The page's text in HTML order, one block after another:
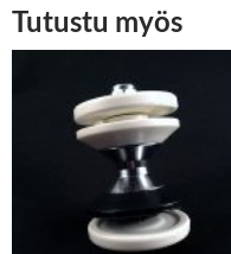
Tutustu myös